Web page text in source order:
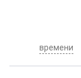
времени